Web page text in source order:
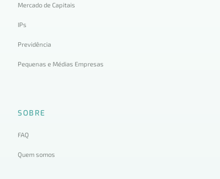
Mercado de Capitais
IPs
Previdência
Pequenas e Médias Empresas
SOBRE
FAQ
Quem somos